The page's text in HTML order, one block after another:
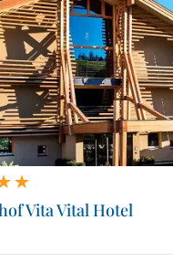
Vita Vital Hotel